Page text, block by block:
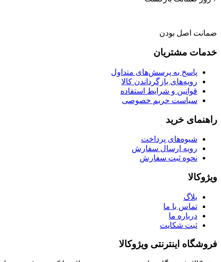
ضمانت اصل بودن
خدمات مشتریان
پاسخ به پرسش‌های متداول
رویه‌های بازگرداندن کالا
قوانین و شرایط استفاده
سیاست حریم خصوصی
راهنمای خرید
شیوه‌های پرداخت
رویه ارسال سفارش
نحوه ثبت سفارش
ویژوکالا
بلاگ
تماس با ما
درباره ما
ثبت شکایت
فروشگاه اینترنتی ویژوکالا